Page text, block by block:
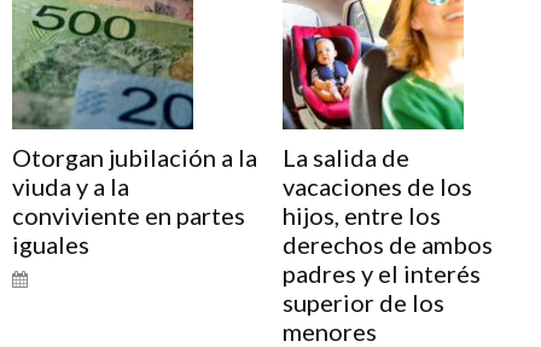
Otorgan jubilación a la
viuda y a la
conviviente en partes
iguales
La salida de
vacaciones de los
hijos, entre los
derechos de ambos
padres y el interés
superior de los
menores